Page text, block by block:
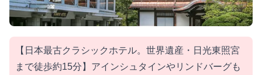
【日本最古クラシックホテル。世界遺産・日光東照宮
まで徒歩約15分】アインシュタインやリンドバーグも